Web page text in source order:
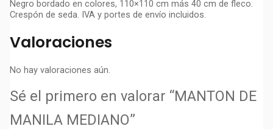
Negro bordado en colores, 110×110 cm más 40 cm de fleco.
Crespón de seda. IVA y portes de envío incluidos.
Valoraciones
No hay valoraciones aún.
Sé el primero en valorar “MANTON DE
MANILA MEDIANO”